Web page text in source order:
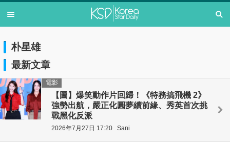
朴星雄
最新文章
【圖】爆笑動作片回歸！《特務搞飛機 2》
強勢出航，嚴正化圓夢續前緣、秀英首次挑
戰黑化反派
電影
2026年7月27日 17:20 Sani